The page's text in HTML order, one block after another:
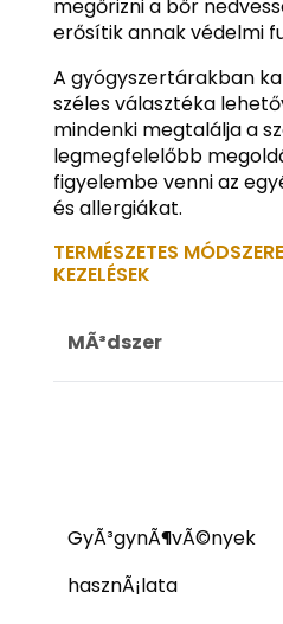
megőrizni a bőr
erősítik annak védelmi
A gyógyszertárakban
széles választéka
mindenki megtalálja a
legmegfelelőbb
figyelembe venni az
és allergiákat.
TERMÉSZETES
KEZELÉSEK
MÃ³dszer
GyÃ³gynÃ¶vÃ©nyek
hasznÃ¡lata